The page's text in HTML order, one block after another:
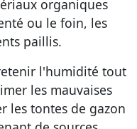
organiques
ou le foin, les
paillis.
l'humidité tout
les mauvaises
les tontes de gazon